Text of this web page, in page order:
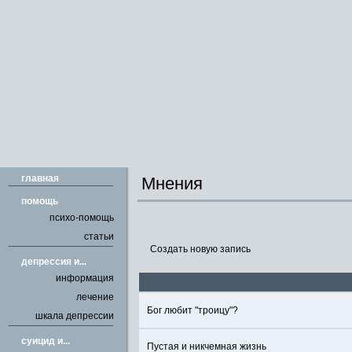
главная
помощь
психо-помощь
статьи
депрессия и...
информация
лечение
шкала депрессии
cуицид и...
Мнения
Создать новую запись
Бог любит "троицу"?
Пустая и никчемная жизнь